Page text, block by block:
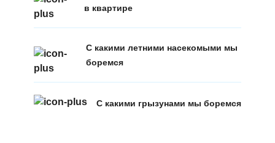
в квартире
С какими летними насекомыми мы
боремся
С какими грызунами мы боремся